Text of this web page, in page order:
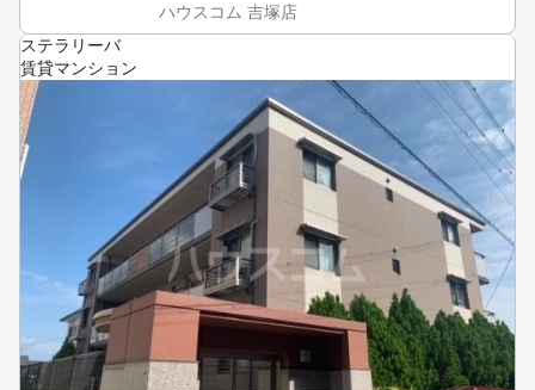
ハウスコム 吉塚店
ステラリーバ
賃貸マンション